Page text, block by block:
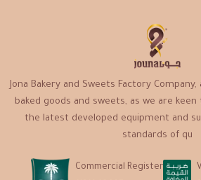
Jona Bakery and Sweets Factory
baked goods and sweets, as we are
the latest developed equipment and
standards of qu
Commercial Register